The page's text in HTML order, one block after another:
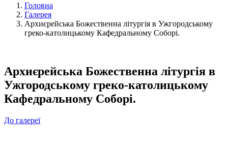
Головна
Галерея
Архиєрейська Божественна літургія в Ужгородському
греко-католицькому Кафедральному Соборі.
Архиєрейська Божественна літургія в
Ужгородському греко-католицькому
Кафедральному Соборі.
До галереї